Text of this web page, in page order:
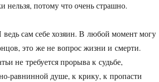
нельзя, потому что очень страшно.
сам себе хозяин. В любой момент могу
это же не вопрос жизни и смерти.
не требуется прорыва к судьбе,
равнинной душе, к крику, к пропасти